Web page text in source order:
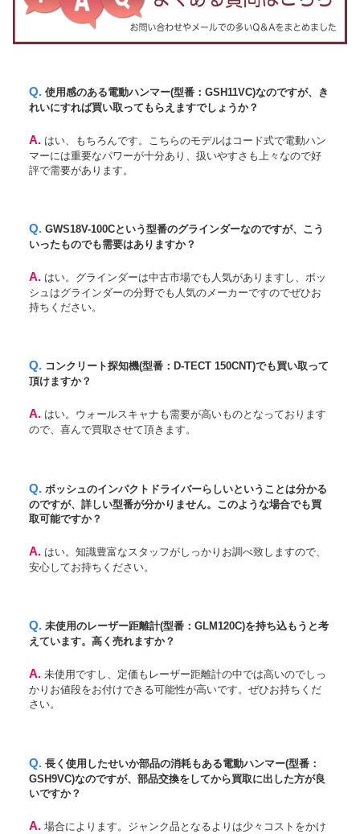
Q. 使用感のある電動ハンマー(型番：GSH11VC)なのですが、き
れいにすれば買い取ってもらえますでしょうか？
A. はい、もちろんです。こちらのモデルはコード式で電動ハン
マーには重要なパワーが十分あり、扱いやすさも上々なので好
評で需要があります。
Q. GWS18V-100Cという型番のグラインダーなのですが、こう
いったものでも需要はありますか？
A. はい。グラインダーは中古市場でも人気がありますし、ボッ
シュはグラインダーの分野でも人気のメーカーですのでぜひお
持ちください。
Q. コンクリート探知機(型番：D-TECT 150CNT)でも買い取って
頂けますか？
A. はい。ウォールスキャナも需要が高いものとなっております
ので、喜んで買取させて頂きます。
Q. ボッシュのインパクトドライバーらしいということは分かる
のですが、詳しい型番が分かりません。このような場合でも買
取可能ですか？
A. はい。知識豊富なスタッフがしっかりお調べ致しますので、
安心してお持ちください。
Q. 未使用のレーザー距離計(型番：GLM120C)を持ち込もうと考
えています。高く売れますか？
A. 未使用ですし、定価もレーザー距離計の中では高いのでしっ
かりお値段をお付けできる可能性が高いです。ぜひお持ちくだ
さい。
Q. 長く使用したせいか部品の消耗もある電動ハンマー(型番：
GSH9VC)なのですが、部品交換をしてから買取に出した方が良
いですか？
A. 場合によります。ジャンク品となるよりは少々コストをかけ